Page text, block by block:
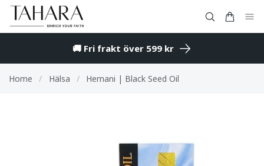
🚚 Fri frakt över 599 kr
Home / Hälsa / Hemani | Black Seed Oil